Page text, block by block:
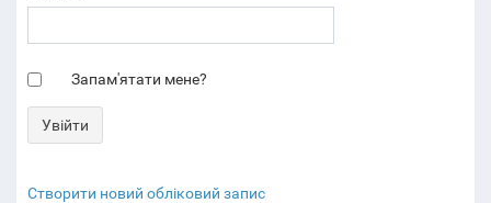
Запам'ятати мене?
Створити новий обліковий запис